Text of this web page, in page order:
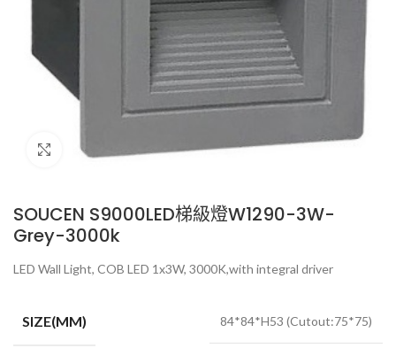
Click to enlarge
SOUCEN S9000LED梯級燈W1290-3W-
Grey-3000k
LED Wall Light, COB LED 1x3W, 3000K,with integral driver
SIZE(MM) 84*84*H53 (Cutout:75*75)